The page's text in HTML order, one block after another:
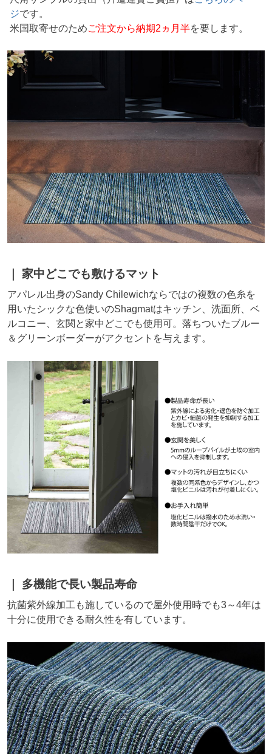
ジです。
米国取寄せのためご注文から納期2ヵ月半を要します。
家中どこでも敷けるマット
アパレル出身のSandy Chilewichならではの複数の色糸を
用いたシックな色使いのShagmatはキッチン、洗面所、ベ
ルコニー、玄関と家中どこでも使用可。落ちついたブルー
＆グリーンボーダーがアクセントを与えます。
多機能で長い製品寿命
抗菌紫外線加工も施しているので屋外使用時でも3～4年は
十分に使用できる耐久性を有しています。